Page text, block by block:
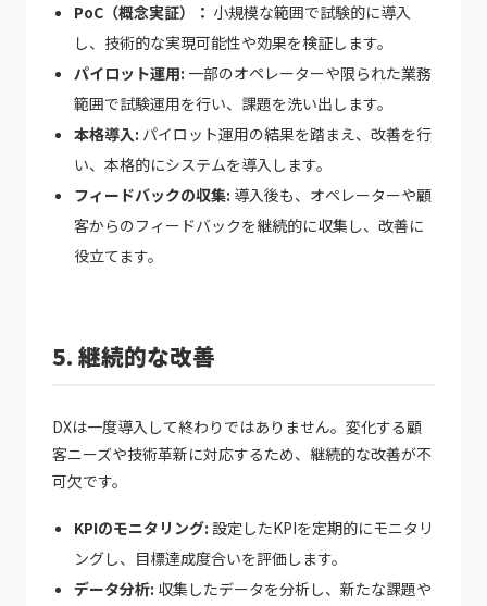
PoC（概念実証）： 小規模な範囲で試験的に導入
し、技術的な実現可能性や効果を検証します。
パイロット運用: 一部のオペレーターや限られた業務
範囲で試験運用を行い、課題を洗い出します。
本格導入: パイロット運用の結果を踏まえ、改善を行
い、本格的にシステムを導入します。
フィードバックの収集: 導入後も、オペレーターや顧
客からのフィードバックを継続的に収集し、改善に
役立てます。
5. 継続的な改善
DXは一度導入して終わりではありません。変化する顧
客ニーズや技術革新に対応するため、継続的な改善が不
可欠です。
KPIのモニタリング: 設定したKPIを定期的にモニタリ
ングし、目標達成度合いを評価します。
データ分析: 収集したデータを分析し、新たな課題や